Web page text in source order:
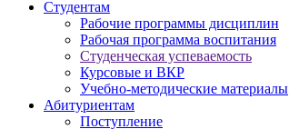
Студентам
Рабочие программы дисциплин
Рабочая программа воспитания
Студенческая успеваемость
Курсовые и ВКР
Учебно-методические материалы
Абитуриентам
Поступление